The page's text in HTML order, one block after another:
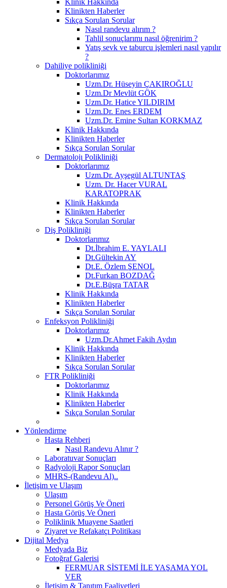
Klinikten Haberler
Sıkça Sorulan Sorular
Nasıl randevu alırım ?
Tahlil sonuçlarımı nasıl öğrenirim ?
Yatış sevk ve taburcu işlemleri nasıl yapılır
?
Dahiliye polikliniği
Doktorlarımız
Uzm.Dr. Hüseyin ÇAKIROĞLU
Uzm.Dr Mevlüt GÖK
Uzm.Dr. Hatice YILDIRIM
Uzm.Dr. Enes ERDEM
Uzm.Dr. Emine Sultan KORKMAZ
Klinik Hakkında
Klinikten Haberler
Sıkça Sorulan Sorular
Dermatolojı Polikliniği
Doktorlarımız
Uzm.Dr. Ayşegül ALTUNTAŞ
Uzm. Dr. Hacer VURAL
KARATOPRAK
Klinik Hakkında
Klinikten Haberler
Sıkça Sorulan Sorular
Diş Polikliniği
Doktorlarımız
Dt.İbrahim E. YAYLALI
Dt.Gültekin AY
Dt.E. Özlem ŞENOL
Dt.Furkan BOZDAĞ
Dt.E.Büşra TATAR
Klinik Hakkında
Klinikten Haberler
Sıkça Sorulan Sorular
Enfeksyon Polikliniği
Doktorlarımız
Uzm.Dr.Ahmet Fakih Aydın
Klinik Hakkında
Klinikten Haberler
Sıkça Sorulan Sorular
FTR Polikliniği
Doktorlarımız
Klinik Hakkında
Klinikten Haberler
Sıkça Sorulan Sorular
Yönlendirme
Hasta Rehberi
Nasıl Randevu Alınır ?
Laboratuvar Sonuçları
Radyoloji Rapor Sonuçları
MHRS-(Randevu Al)..
İletişim ve Ulaşım
Ulaşım
Personel Görüş Ve Öneri
Hasta Görüş Ve Öneri
Poliklinik Muayene Saatleri
Ziyaret ve Refakatçı Politikası
Dijital Medya
Medyada Biz
Fotoğraf Galerisi
FERMUAR SİSTEMİ İLE YAŞAMA YOL
VER
İletişim & Tanıtım Faaliyetleri